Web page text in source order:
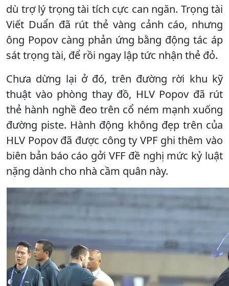
dù trợ lý trọng tài tích cực can ngăn. Trọng tài
Viết Duẩn đã rút thẻ vàng cảnh cáo, nhưng
ông Popov càng phản ứng bằng động tác áp
sát trọng tài, để rồi ngay lập tức nhận thẻ đỏ.
Chưa dừng lại ở đó, trên đường rời khu kỹ
thuật vào phòng thay đồ, HLV Popov đã rút
thẻ hành nghề đeo trên cổ ném mạnh xuống
đường piste. Hành động không đẹp trên của
HLV Popov đã được công ty VPF ghi thêm vào
biên bản báo cáo gởi VFF đề nghị mức kỷ luật
nặng dành cho nhà cầm quân này.